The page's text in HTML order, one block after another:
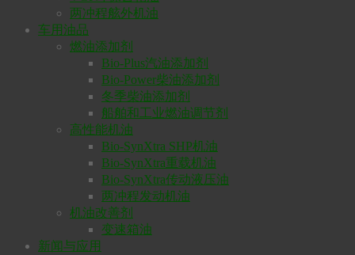
两冲程舷外机油
车用油品
燃油添加剂
Bio-Plus汽油添加剂
Bio-Power柴油添加剂
冬季柴油添加剂
船舶和工业燃油调节剂
高性能机油
Bio-SynXtra SHP机油
Bio-SynXtra重载机油
Bio-SynXtra传动液压油
两冲程发动机油
机油改善剂
变速箱油
新闻与应用